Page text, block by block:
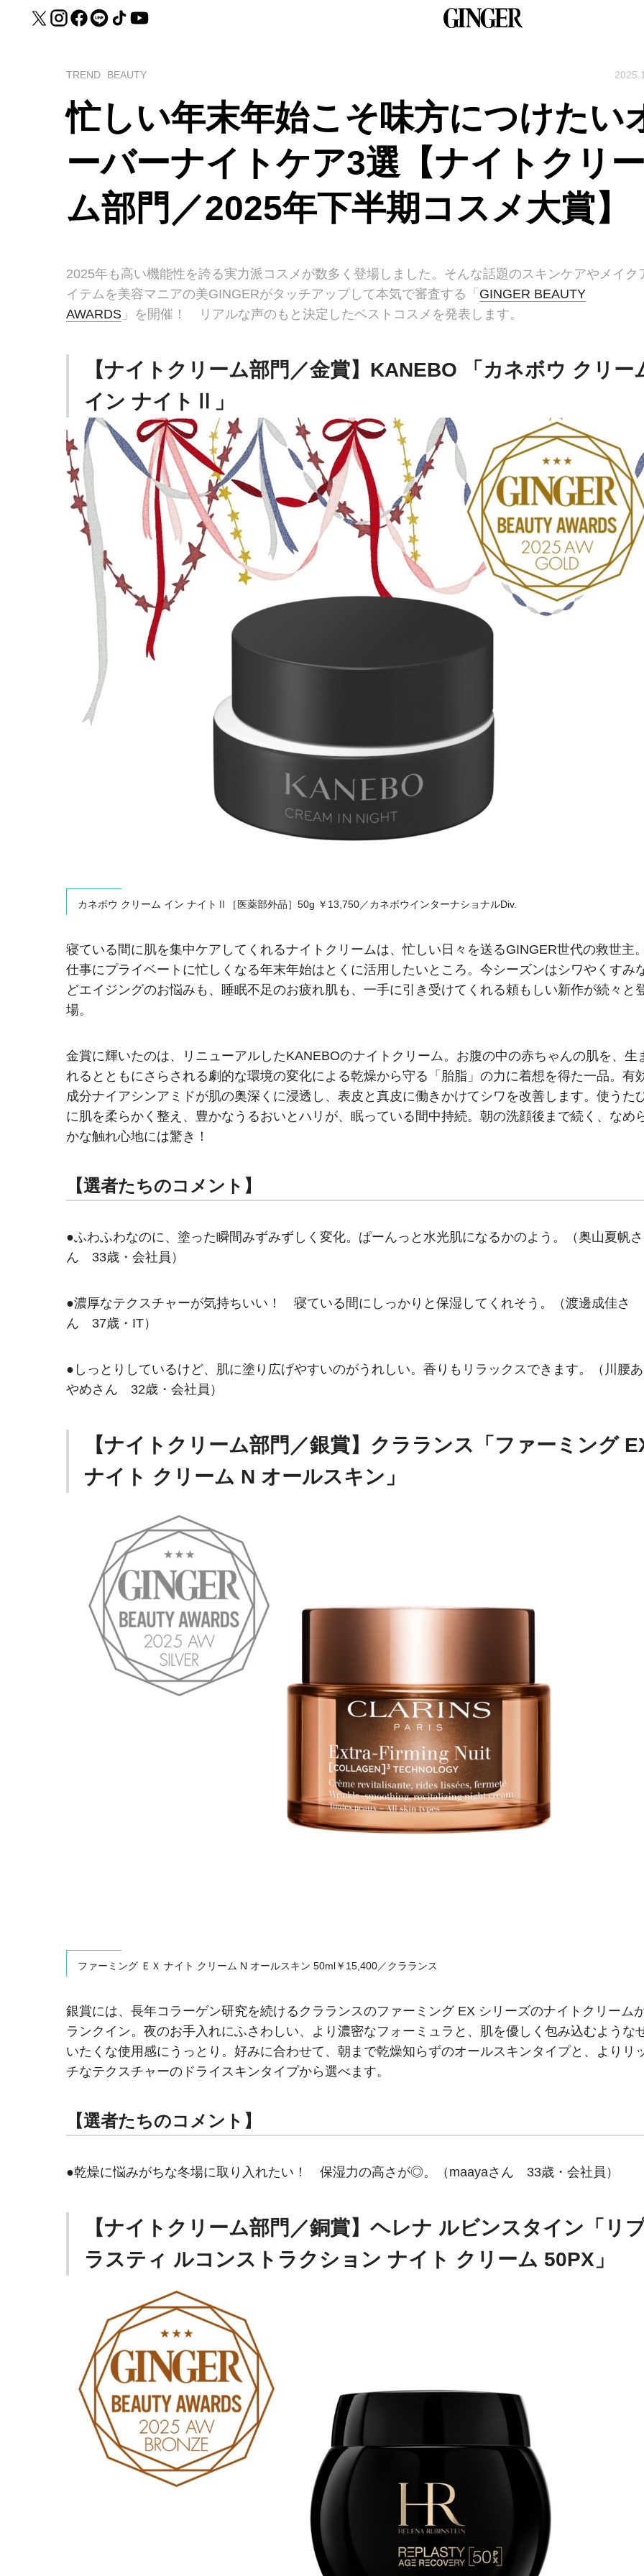
TREND BEAUTY
忙しい年末年始こそ味方につけたい
ーバーナイトケア3選【ナイトクリ
ム部門／2025年下半期コスメ大賞】
2025年も高い機能性を誇る実力派コスメが数多く登場しました。そんな話題のスキンケアやメイク
イテムを美容マニアの美GINGERがタッチアップして本気で審査する「 GINGER BEAUTY
AWARDS 」を開催！ リアルな声のもと決定したベストコスメを発表します。
【ナイトクリーム部門／金賞】KANEBO 「カネボウ クリー
イン ナイトⅡ」
カネボウ クリーム イン ナイトⅡ［医薬部外品］50g ￥13,750／カネボウインターナショナルDiv.
寝ている間に肌を集中ケアしてくれるナイトクリームは、忙しい日々を送るGINGER世代の救世主
仕事にプライベートに忙しくなる年末年始はとくに活用したいところ。今シーズンはシワやくすみ
どエイジングのお悩みも、睡眠不足のお疲れ肌も、一手に引き受けてくれる頼もしい新作が続々と
場。
金賞に輝いたのは、リニューアルしたKANEBOのナイトクリーム。お腹の中の赤ちゃんの肌を、生
れるとともにさらされる劇的な環境の変化による乾燥から守る「胎脂」の力に着想を得た一品。有
成分ナイアシンアミドが肌の奥深くに浸透し、表皮と真皮に働きかけてシワを改善します。使うた
に肌を柔らかく整え、豊かなうるおいとハリが、眠っている間中持続。朝の洗顔後まで続く、なめ
かな触れ心地には驚き！
【選者たちのコメント】
●ふわふわなのに、塗った瞬間みずみずしく変化。ぱーんっと水光肌になるかのよう。（奥山夏帆さ
ん 33歳・会社員）
●濃厚なテクスチャーが気持ちいい！ 寝ている間にしっかりと保湿してくれそう。（渡邊成佳さ
ん 37歳・IT）
●しっとりしているけど、肌に塗り広げやすいのがうれしい。香りもリラックスできます。（川腰あ
やめさん 32歳・会社員）
【ナイトクリーム部門／銀賞】クラランス「ファーミング
ナイト クリーム N オールスキン」
ファーミング ＥＸ ナイト クリーム N オールスキン 50ml￥15,400／クラランス
銀賞には、長年コラーゲン研究を続けるクラランスのファーミング EX シリーズのナイトクリーム
ランクイン。夜のお手入れにふさわしい、より濃密なフォーミュラと、肌を優しく包み込むような
いたくな使用感にうっとり。好みに合わせて、朝まで乾燥知らずのオールスキンタイプと、よりリ
チなテクスチャーのドライスキンタイプから選べます。
【選者たちのコメント】
●乾燥に悩みがちな冬場に取り入れたい！ 保湿力の高さが◎。（maayaさん 33歳・会社員）
【ナイトクリーム部門／銅賞】ヘレナ ルビンスタイン「リ
ラスティ ルコンストラクション ナイト クリーム 50PX」